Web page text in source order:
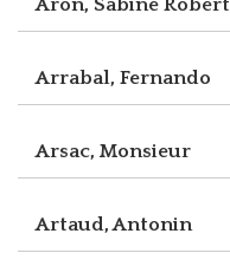
Aron, Sabine Robert
Arrabal, Fernando
Arsac, Monsieur
Artaud, Antonin